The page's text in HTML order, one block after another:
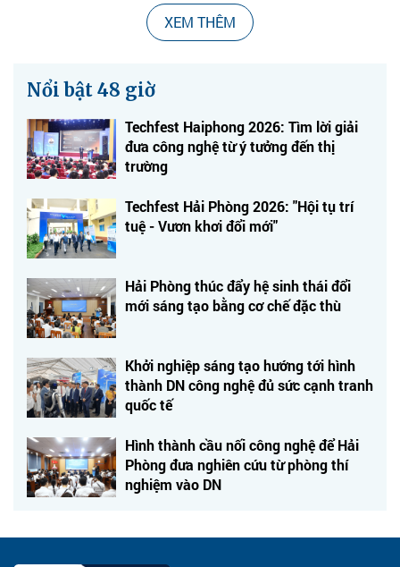
XEM THÊM
Nổi bật 48 giờ
Techfest Haiphong 2026: Tìm lời giải
đưa công nghệ từ ý tưởng đến thị
trường
Techfest Hải Phòng 2026: "Hội tụ trí
tuệ - Vươn khơi đổi mới"
Hải Phòng thúc đẩy hệ sinh thái đổi
mới sáng tạo bằng cơ chế đặc thù
Khởi nghiệp sáng tạo hướng tới hình
thành DN công nghệ đủ sức cạnh tranh
quốc tế
Hình thành cầu nối công nghệ để Hải
Phòng đưa nghiên cứu từ phòng thí
nghiệm vào DN